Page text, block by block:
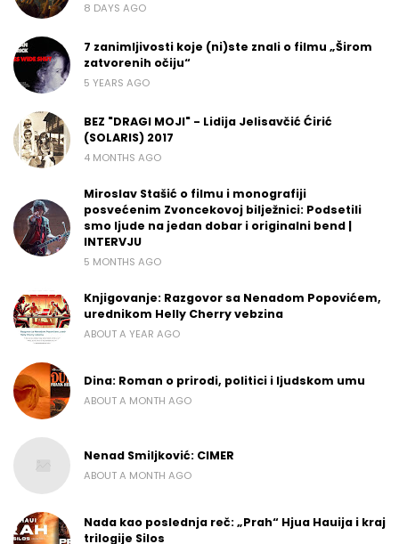
8 DAYS AGO
7 zanimljivosti koje (ni)ste znali o filmu „Širom
zatvorenih očiju“
5 YEARS AGO
BEZ "DRAGI MOJI" - Lidija Jelisavčić Ćirić
(SOLARIS) 2017
4 MONTHS AGO
Miroslav Stašić o filmu i monografiji
posvećenim Zvoncekovoj bilježnici: Podsetili
smo ljude na jedan dobar i originalni bend |
INTERVJU
5 MONTHS AGO
Knjigovanje: Razgovor sa Nenadom Popovićem,
urednikom Helly Cherry vebzina
ABOUT A YEAR AGO
Dina: Roman o prirodi, politici i ljudskom umu
ABOUT A MONTH AGO
Nenad Smiljković: CIMER
ABOUT A MONTH AGO
Nada kao poslednja reč: „Prah“ Hjua Hauija i kraj
trilogije Silos